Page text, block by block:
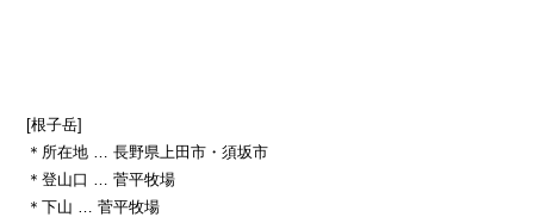
[根子岳]
＊所在地 … 長野県上田市・須坂市
＊登山口 … 菅平牧場
＊下山 … 菅平牧場